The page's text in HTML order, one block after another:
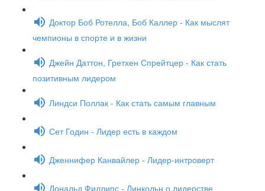
Доктор Боб Ротелла, Боб Каллер - Как мыслят
чемпионы в спорте и в жизни
Джейн Даттон, Гретхен Спрейтцер - Как стать
позитивным лидером
Линдси Поллак - Как стать самым главным
Сет Годин - Лидер есть в каждом
Дженнифер Канвайлер - Лидер-интроверт
Дональд Филлипс - Линкольн о лидерстве